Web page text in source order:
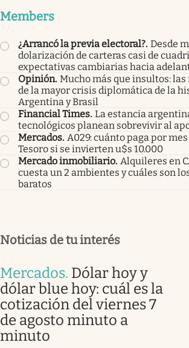
Members
¿Arrancó la previa electoral?. Desde
dolarización de carteras casi de
expectativas cambiarias hacia
Opinión. Mucho más que insultos: las
de la mayor crisis diplomática de la
Argentina y Brasil
Financial Times. La estancia
tecnológicos planean sobrevivir al
Mercados. A029: cuánto paga por
Tesoro si se invierten u$s 10.000
Mercado inmobiliario. Alquileres en
cuesta un 2 ambientes y cuáles son
baratos
Noticias de tu interés
Mercados. Dólar hoy y
dólar blue hoy: cuál es la
cotización del viernes 7
de agosto minuto a
minuto